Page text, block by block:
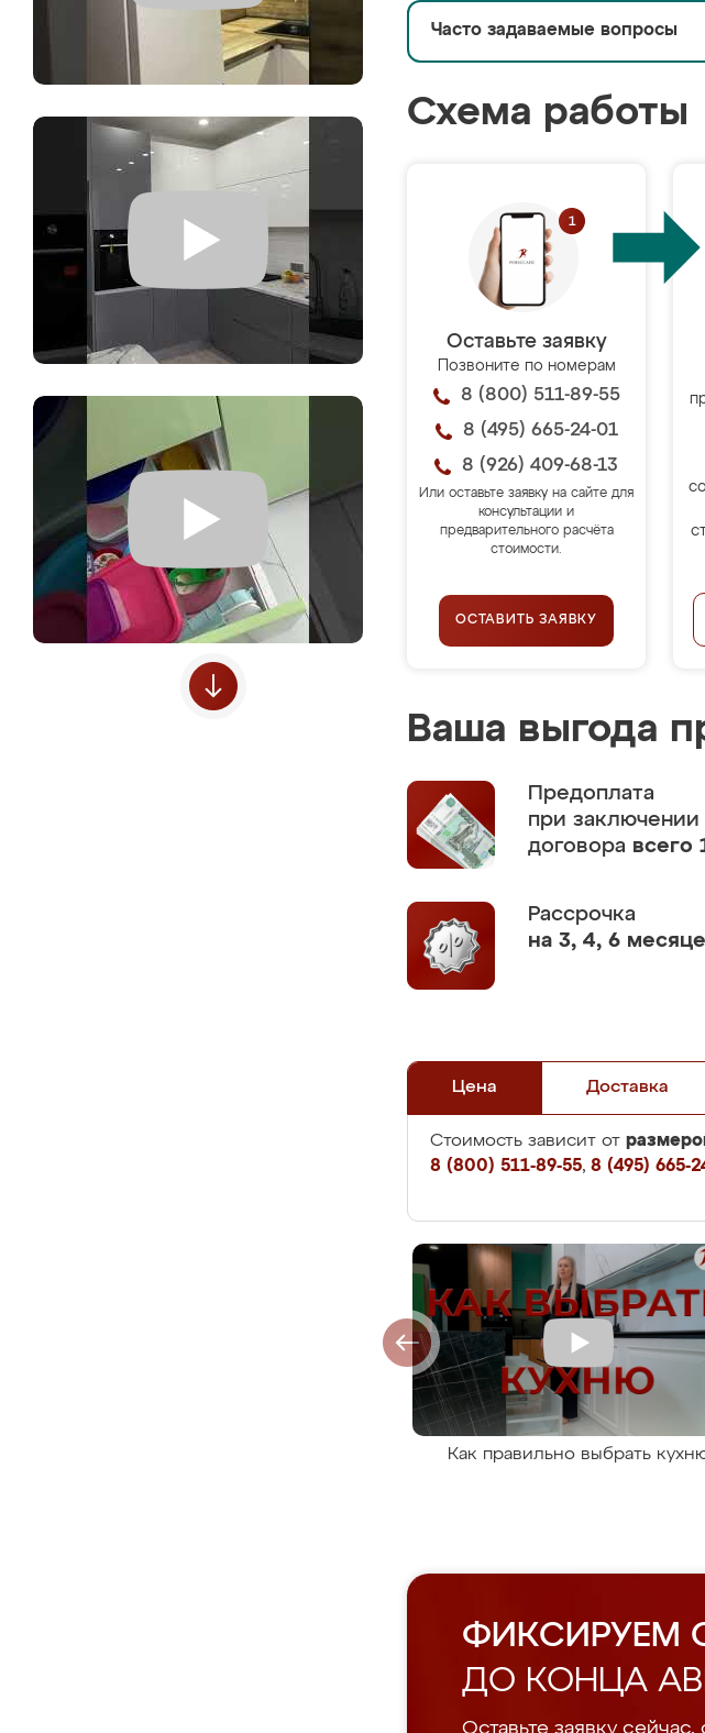
Часто задаваемые вопросы
Схема работы
Оставьте заявку
Позвоните по номерам
8 (800) 511-89-55
8 (495) 665-24-01
8 (926) 409-68-13
Или оставьте заявку на сайте для
консультации и
предварительного расчёта
стоимости.
ОСТАВИТЬ ЗАЯВКУ
Ваша выгода
Предоплата
при заключении
договора всего
Рассрочка
на 3, 4, 6
Цена Доставка
Стоимость зависит от
8 (800) 511-89-55, 8 (495) 665-
Как правильно выбрать
ФИКСИРУЕМ
ДО КОНЦА
Оставьте заявку сейчас,